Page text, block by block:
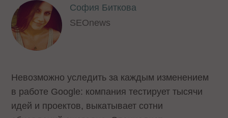
София Биткова
SEOnews
Невозможно уследить за каждым изменением
в работе Google: компания тестирует тысячи
идей и проектов, выкатывает сотни